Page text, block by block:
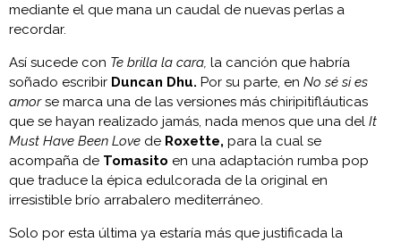
mediante el que mana un caudal de nuevas perlas a
recordar.
Así sucede con Te brilla la cara, la canción que habría
soñado escribir Duncan Dhu. Por su parte, en No sé si es
amorse marca una de las versiones más chiripitifláuticas
que se hayan realizado jamás, nada menos que una del It
Must Have Been Love de Roxette, para la cual se
acompaña de Tomasito en una adaptación rumba pop
que traduce la épica edulcorada de la original en
irresistible brío arrabalero mediterráneo.
Solo por esta última ya estaría más que justificada la